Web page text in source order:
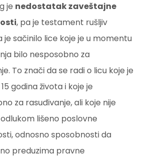
je nedostatak zaveštajne
, pa je testament rušljiv
je sačinilo lice koje je u momentu
bilo nesposobno za
To znači da se radi o licu koje je
godina života i koje je
za rasuđivanje, ali koje nije
lišeno poslovne
odnosno sposobnosti da
preduzima pravne